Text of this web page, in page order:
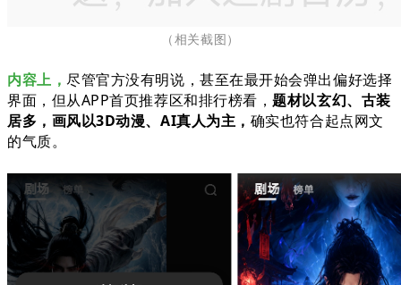
（相关截图）
内容上，尽管官方没有明说，甚至在最开始会弹出偏好选择
界面，但从APP首页推荐区和排行榜看，题材以玄幻、古装
居多，画风以3D动漫、AI真人为主， 确实也符合起点网文
的气质。